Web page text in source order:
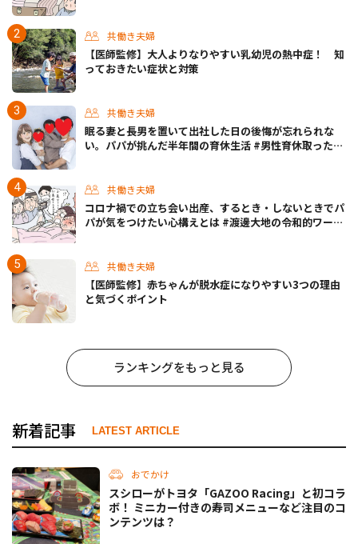
共働き夫婦
【医師監修】大人よりなりやすい乳幼児の熱中症！ 知
っておきたい症状と対策
共働き夫婦
眠る妻と長男を置いて出社した日の後悔が忘れられな
い。パパが挑んだ半年間の育休生活 #男性育休取ったら
共働き夫婦
コロナ禍での立ち会い出産、するとき・しないときでパ
パが気をつけたい心構えとは #渡邊大地の令和的ワーパ
共働き夫婦
【医師監修】赤ちゃんが脱水症になりやすい3つの理由
と気づくポイント
ランキングをもっと見る
新着記事 LATEST ARTICLE
おでかけ
スシローがトヨタ「GAZOO Racing」と初コラ
ボ！ ミニカー付きの寿司メニューなど注目のコ
ンテンツは？